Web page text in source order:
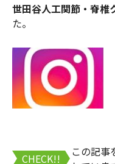
世田谷人工関節・脊椎
た。
CHECK!!
この記事